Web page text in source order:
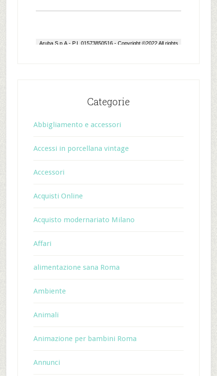
Categorie
Abbigliamento e accessori
Accessi in porcellana vintage
Accessori
Acquisti Online
Acquisto modernariato Milano
Affari
alimentazione sana Roma
Ambiente
Animali
Animazione per bambini Roma
Annunci